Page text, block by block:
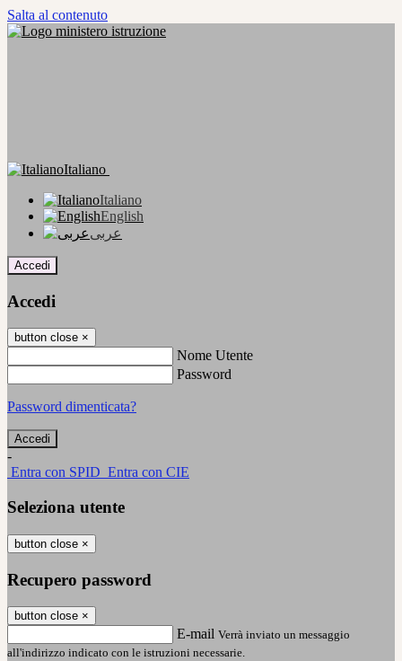
Salta al contenuto
Italiano
Italiano
English
عربى
Accedi
Accedi
button close ×
Nome Utente
Password
Password dimenticata?
-
Entra con SPID Entra con CIE
Seleziona utente
button close ×
Recupero password
button close ×
E-mail Verrà inviato un messaggio
all'indirizzo indicato con le istruzioni necessarie.